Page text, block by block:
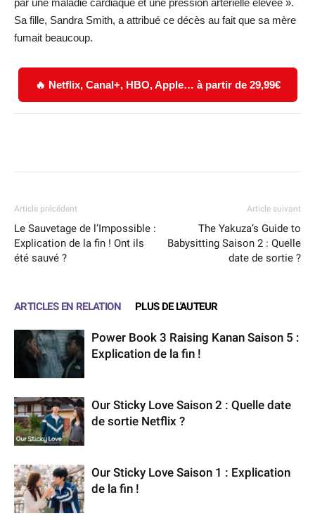
par une maladie cardiaque et une pression artérielle élevée ».
Sa fille, Sandra Smith, a attribué ce décès au fait que sa mère
fumait beaucoup.
🔥 Netflix, Canal+, HBO, Apple… à partir de 29,99€
Article précédent
Le Sauvetage de l’Impossible :
Explication de la fin ! Ont ils
été sauvé ?
Article suivant
The Yakuza’s Guide to
Babysitting Saison 2 : Quelle
date de sortie ?
ARTICLES EN RELATION PLUS DE L'AUTEUR
Power Book 3 Raising Kanan Saison 5 :
Explication de la fin !
Our Sticky Love Saison 2 : Quelle date
de sortie Netflix ?
Our Sticky Love Saison 1 : Explication
de la fin !